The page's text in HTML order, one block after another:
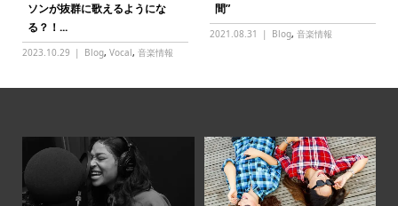
ソンが抜群に歌えるようにな
る？！...
2023.10.29 Blog, Vocal, 音楽情報
間”
2021.08.31 Blog,音楽情報